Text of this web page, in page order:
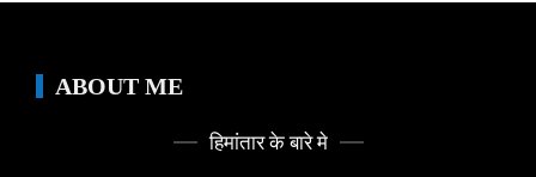
ABOUT ME
हिमांतार के बारे मे